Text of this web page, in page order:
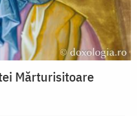
Mărturisitoare